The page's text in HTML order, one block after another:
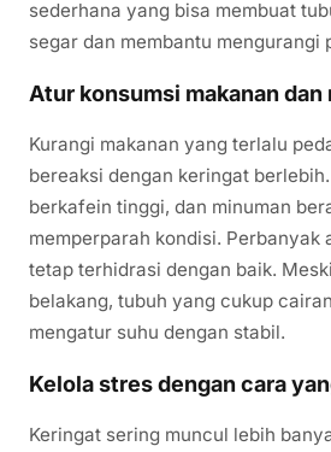
sederhana yang bisa membuat
segar dan membantu mengurangi
Atur konsumsi makanan dan
Kurangi makanan yang terlalu
bereaksi dengan keringat
berkafein tinggi, dan minuman
memperparah kondisi. Perbanyak
tetap terhidrasi dengan baik.
belakang, tubuh yang cukup
mengatur suhu dengan stabil.
Kelola stres dengan cara
Keringat sering muncul lebih